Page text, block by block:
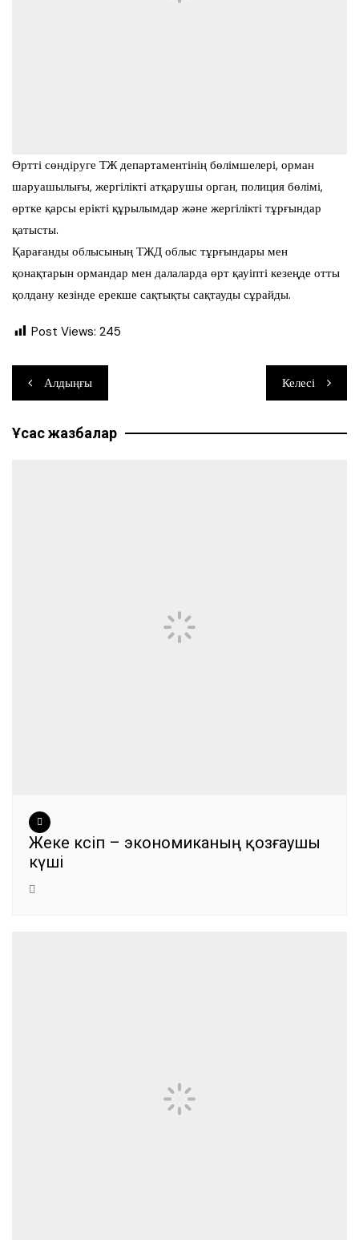
Өртті сөндіруге ТЖ департаментінің бөлімшелері, орман
шаруашылығы, жергілікті атқарушы орган, полиция бөлімі,
өртке қарсы ерікті құрылымдар және жергілікті тұрғындар
қатысты.
Қарағанды облысының ТЖД облыс тұрғындары мен
қонақтарын ормандар мен далаларда өрт қауіпті кезеңде отты
қолдану кезінде ерекше сақтықты сақтауды сұрайды.
Post Views: 245
Навигация
по
записям
Алдыңғы Келесі
Ұқсас жазбалар
Жеке кәсіп – экономиканың қозғаушы
күші